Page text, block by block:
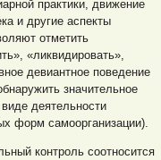
практики, движение
и другие аспекты
отметить
«ликвидировать»,
девиантное поведение
значительное
деятельности
форм самоорганизации).
контроль соотносится